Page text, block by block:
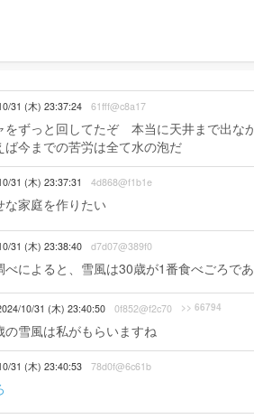
31 (木) 23:37:24 61fff@c8a17
をずっと回してたぞ 本当に天井まで出
ば今までの苦労は全て水の泡だ
31 (木) 23:37:31 4d868@f1b1e
な家庭を作りたい
31 (木) 23:38:40 d7d07@389f0
べによると、雪風は30歳が1番食べごろで
10/31 (木) 23:40:50 0f852@f2c70 >> 66794
の雪風は私がもらいますね
31 (木) 23:40:53 78d0f@6c61b